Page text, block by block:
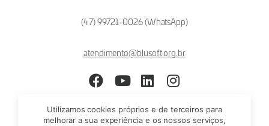
(47) 99721-0026 (WhatsApp)
atendimento@blusoft.org.br
Utilizamos cookies próprios e de terceiros para
melhorar a sua experiência e os nossos serviços,